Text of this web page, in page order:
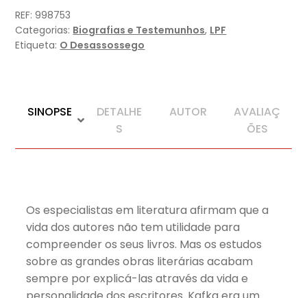
REF:998753
Categorias: Biografias e Testemunhos, LPF
Etiqueta: O Desassossego
SINOPSE
DETALHE
S
AUTOR
AVALIAÇ
ÕES
Os especialistas em literatura afirmam que a
vida dos autores não tem utilidade para
compreender os seus livros. Mas os estudos
sobre as grandes obras literárias acabam
sempre por explicá-las através da vida e